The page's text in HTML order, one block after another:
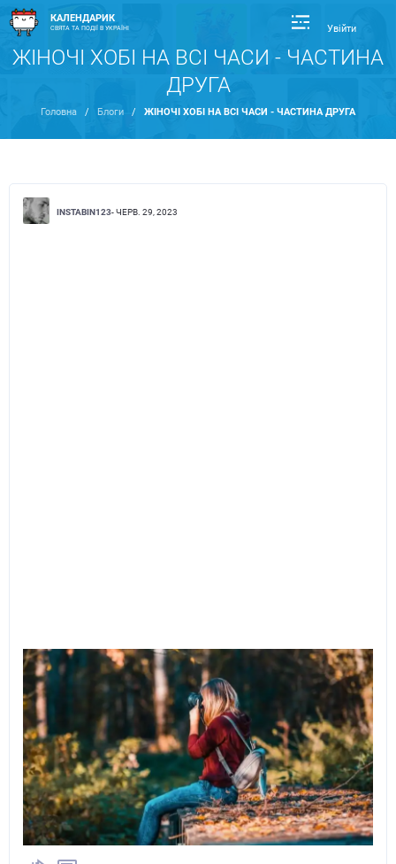
КАЛЕНДАРИК
СВЯТА ТА ПОДІЇ В УКРАЇНІ Увійти
ЖІНОЧІ ХОБІ НА ВСІ ЧАСИ - ЧАСТИНА
ДРУГА
Головна / Блоги / ЖІНОЧІ ХОБІ НА ВСІ ЧАСИ - ЧАСТИНА ДРУГА
INSTABIN123- ЧЕРВ. 29, 2023